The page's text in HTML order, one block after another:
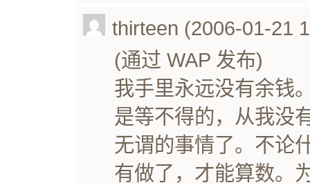
thirteen (2006-01-21
(通过 WAP 发布)
我手里永远没有余钱
是等不得的，从我没
无谓的事情了。不论
有做了，才能算数。